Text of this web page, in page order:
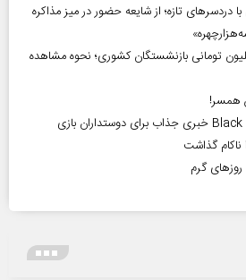
تازه؛ از شایعه حضور در میز مذاکره
وام ضروری ۷۵ میلیون تومانی بازنشستگان کشوری؛ نحوه مشاهده
همسر!
گذاشت
گرم